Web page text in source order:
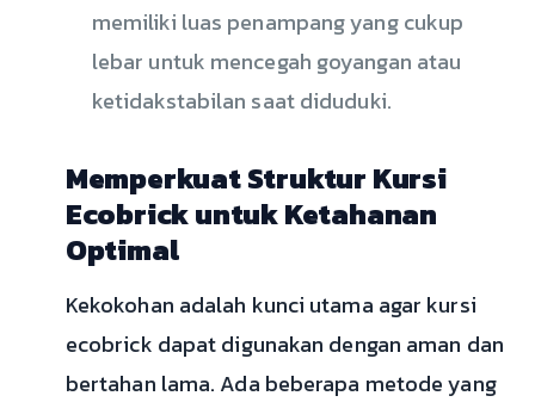
memiliki luas penampang yang cukup
lebar untuk mencegah goyangan atau
ketidakstabilan saat diduduki.
Memperkuat Struktur Kursi
Ecobrick untuk Ketahanan
Optimal
Kekokohan adalah kunci utama agar kursi
ecobrick dapat digunakan dengan aman dan
bertahan lama. Ada beberapa metode yang